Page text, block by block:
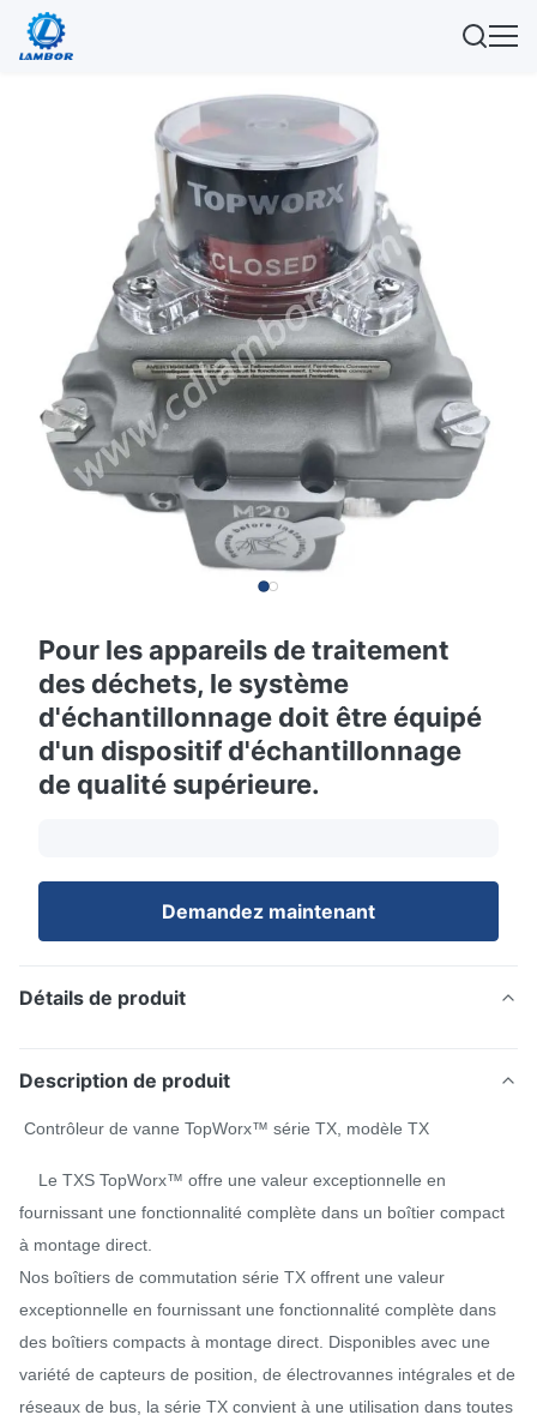
Pour les appareils de traitement
des déchets, le système
d'échantillonnage doit être équipé
d'un dispositif d'échantillonnage
de qualité supérieure.
Demandez maintenant
Détails de produit
Description de produit
Contrôleur de vanne TopWorx™ série TX, modèle TX
Le TXS TopWorx™ offre une valeur exceptionnelle en
fournissant une fonctionnalité complète dans un boîtier compact
à montage direct.
Nos boîtiers de commutation série TX offrent une valeur
exceptionnelle en fournissant une fonctionnalité complète dans
des boîtiers compacts à montage direct. Disponibles avec une
variété de capteurs de position, de électrovannes intégrales et de
réseaux de bus, la série TX convient à une utilisation dans toutes